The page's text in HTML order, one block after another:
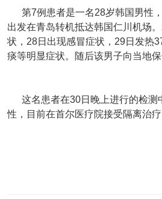
第7例患者是一名28岁韩国男性
出发在青岛转机抵达韩国仁川机场
状，28日出现感冒症状，29日发热
痰等明显症状。随后该男子向当地保
这名患者在30日晚上进行的检测
性，目前在首尔医疗院接受隔离治疗